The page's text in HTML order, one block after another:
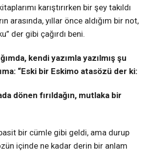
karıştırırken bir şey takıldı
arasında, yıllar önce aldığım bir not,
der gibi çağırdı beni.
kendi yazımla yazılmış şu
“Eski bir Eskimo atasözü der ki:
dönen fırıldağın, mutlaka bir
bir cümle gibi geldi, ama durup
içinde ne kadar derin bir anlam